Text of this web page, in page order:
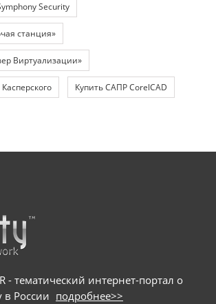
Security
станция»
Виртуализации»
Купить САПР CorelCAD
- тематический интернет-портал о
в России подробнее>>